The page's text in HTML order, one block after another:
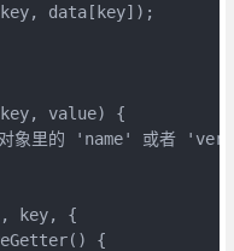
data[key]);
value) {
象里的 'name' 或者
key, {
{